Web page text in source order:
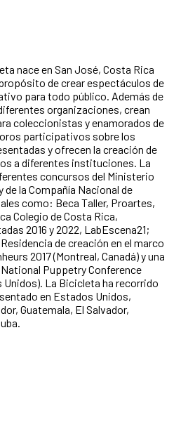
nace en San José, Costa Rica
de crear espectáculos de
para todo público. Además de
organizaciones, crean
coleccionistas y enamorados de
participativos sobre los
y ofrecen la creación de
a diferentes instituciones. La
concursos del Ministerio
de la Compañía Nacional de
como: Beca Taller, Proartes,
Colegio de Costa Rica,
2016 y 2022, LabEscena21;
de creación en el marco
2017 (Montreal, Canadá) y una
National Puppetry Conference
La Bicicleta ha recorrido
en Estados Unidos,
Guatemala, El Salvador,